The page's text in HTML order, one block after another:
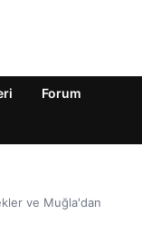
Forum
ve Muğla'dan